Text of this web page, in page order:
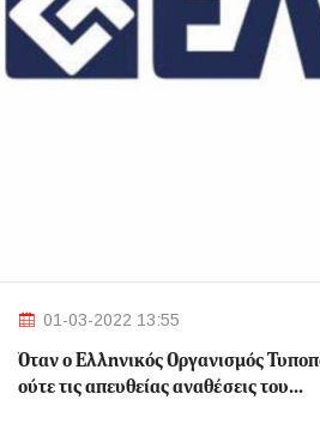
01-03-2022 13:55
Όταν ο Ελληνικός Οργανισμός
ούτε τις απευθείας αναθέσεις του…